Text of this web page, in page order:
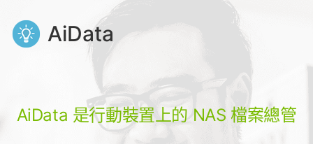
AiData
AiData 是行動裝置上的 NAS 檔案總管